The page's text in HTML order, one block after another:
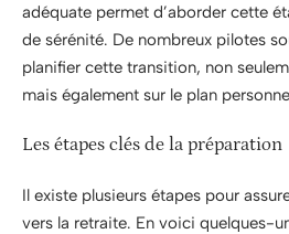
adéquate permet d’aborder cette
de sérénité. De nombreux pilotes
planifier cette transition, non
mais également sur le plan
Les étapes clés de la préparation
Il existe plusieurs étapes pour
vers la retraite. En voici quelques-